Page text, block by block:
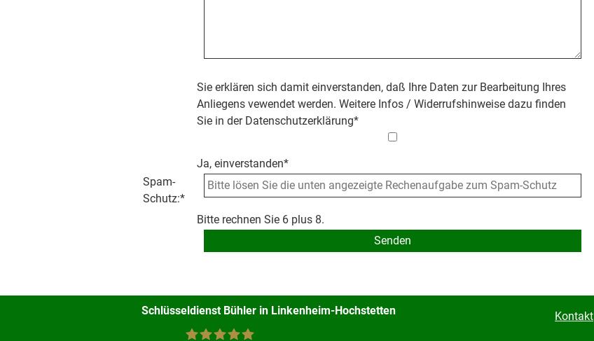
Sie erklären sich damit einverstanden, daß Ihre Daten zur Bearbeitung Ihres
Anliegens vewendet werden. Weitere Infos / Widerrufshinweise dazu finden
Sie in der Datenschutzerklärung*
Ja, einverstanden*
Spam-
Schutz:*
Bitte rechnen Sie 6 plus 8.
Schlüsseldienst Bühler in Linkenheim-Hochstetten Kontakt